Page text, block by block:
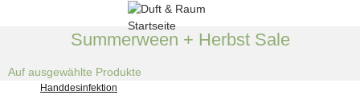
Summerween + Herbst Sale
Auf ausgewählte Produkte
Handdesinfektion